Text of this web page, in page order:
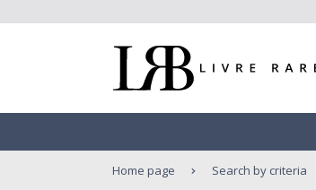
Home page Search by criteria